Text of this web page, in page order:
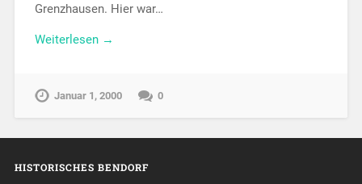
Grenzhausen. Hier war…
Weiterlesen →
Januar 1, 2000 0
HISTORISCHES BENDORF